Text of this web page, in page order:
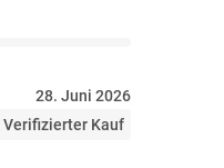
28. Juni 2026
Verifizierter Kauf